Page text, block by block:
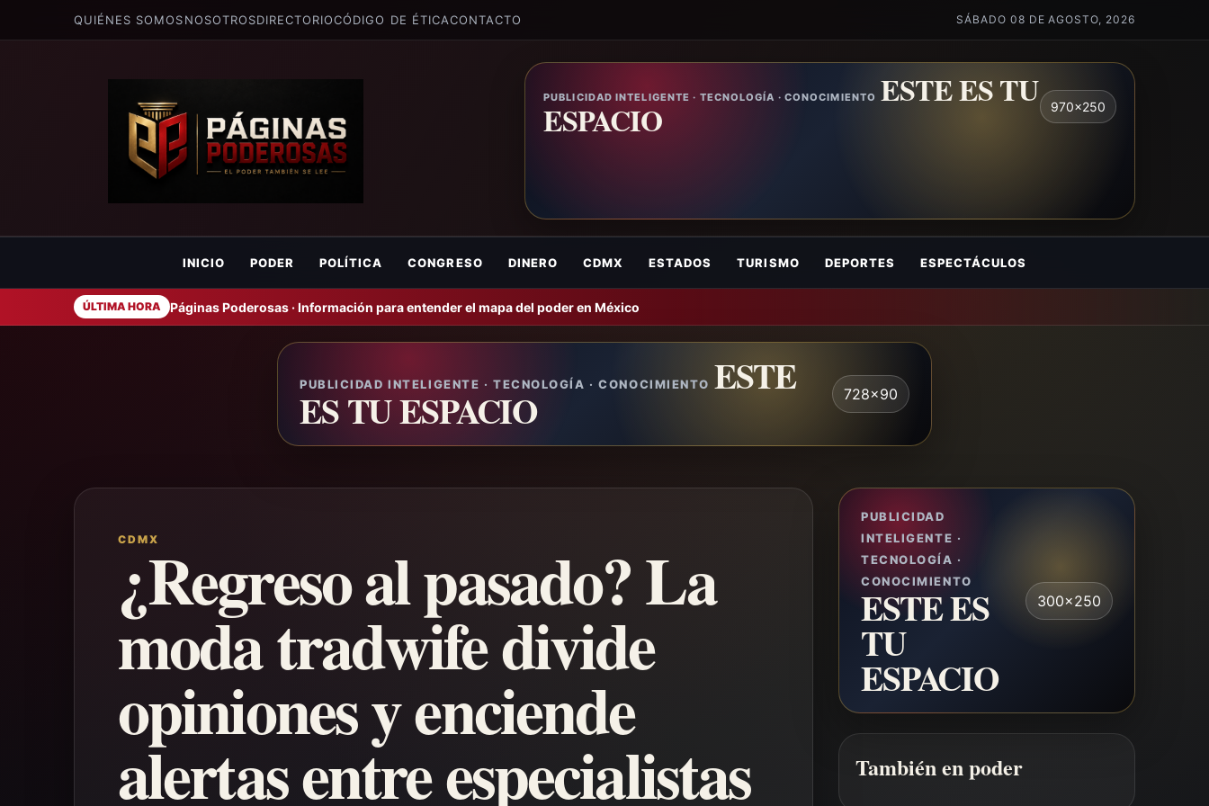
QUIÉNES SOMOSNOSOTROSDIRECTORIOCÓDIGO DE ÉTICACONTACTO SÁBADO 08 DE AGOSTO, 2026
PUBLICIDAD INTELIGENTE · TECNOLOGÍA · CONOCIMIENTO ESTE ES TU
ESPACIO 970x250
INICIO PODER POLÍTICA CONGRESO DINERO CDMX ESTADOS TURISMO DEPORTES ESPECTÁCULOS
ÚLTIMA HORA Páginas Poderosas · Información para entender el mapa del poder en México
PUBLICIDAD INTELIGENTE · TECNOLOGÍA · CONOCIMIENTO ESTE
ES TU ESPACIO 728x90
CDMX
¿Regreso al pasado? La
moda tradwife divide
opiniones y enciende
alertas entre especialistas
PUBLICIDAD
INTELIGENTE ·
TECNOLOGÍA ·
CONOCIMIENTO
ESTE ES
TU
ESPACIO
300x250
También en poder